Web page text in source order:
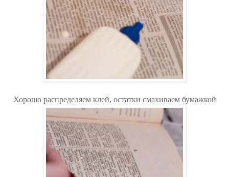
Хорошо распределяем клей, остатки смахиваем бумажкой